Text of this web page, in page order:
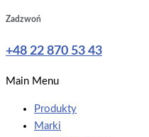
Zadzwoń
+48 22 870 53 43
Main Menu
Produkty
Marki